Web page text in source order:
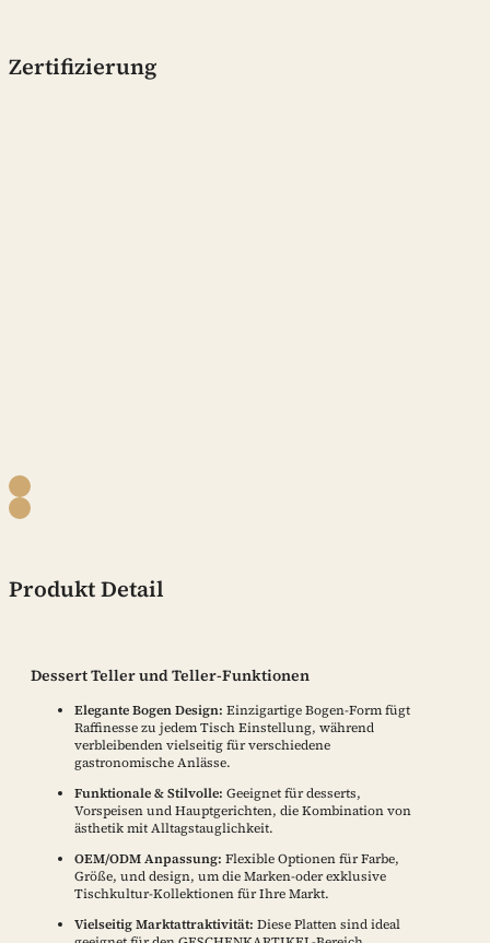
Zertifizierung
Produkt Detail
Dessert Teller und Teller-Funktionen
Elegante Bogen Design: Einzigartige Bogen-Form fügt
Raffinesse zu jedem Tisch Einstellung, während
verbleibenden vielseitig für verschiedene
gastronomische Anlässe.
Funktionale & Stilvolle: Geeignet für desserts,
Vorspeisen und Hauptgerichten, die Kombination von
ästhetik mit Alltagstauglichkeit.
OEM/ODM Anpassung: Flexible Optionen für Farbe,
Größe, und design, um die Marken-oder exklusive
Tischkultur-Kollektionen für Ihre Markt.
Vielseitig Marktattraktivität: Diese Platten sind ideal